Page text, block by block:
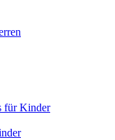
für Kinder